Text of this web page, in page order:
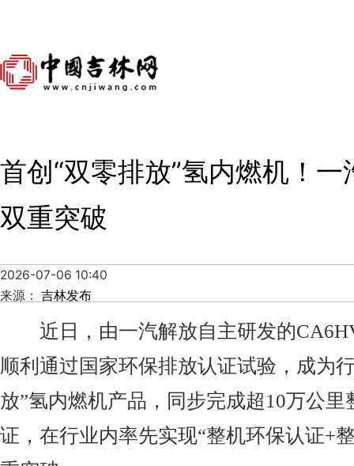
首创“双零排放”氢内燃机！
双重突破
2026-07-06 10:40
来源： 吉林发布
近日，由一汽解放自主研发的
顺利通过国家环保排放认证试验，成为
放”氢内燃机产品，同步完成超10万公里
证，在行业内率先实现“整机环保认证+